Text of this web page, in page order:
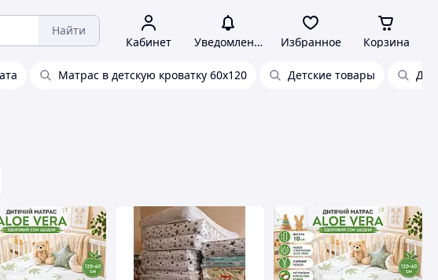
Найти
Кабинет Уведомления Избранное Корзина
Матрас в детскую кроватку 60х120 Детские товары